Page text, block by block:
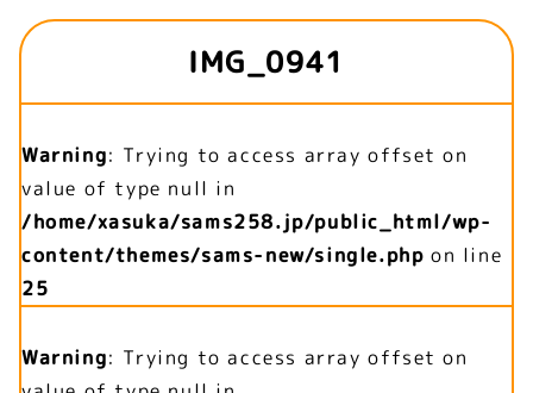
IMG_0941
Warning: Trying to access array offset on
value of type null in
/home/xasuka/sams258.jp/public_html/wp-
content/themes/sams-new/single.php on line
25
Warning: Trying to access array offset on